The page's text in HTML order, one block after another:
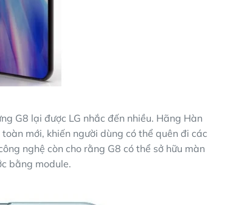
G8 lại được LG nhắc đến nhiều. Hãng Hàn
mới, khiến người dùng có thể quên đi các
nghệ còn cho rằng G8 có thể sở hữu màn
bằng module.